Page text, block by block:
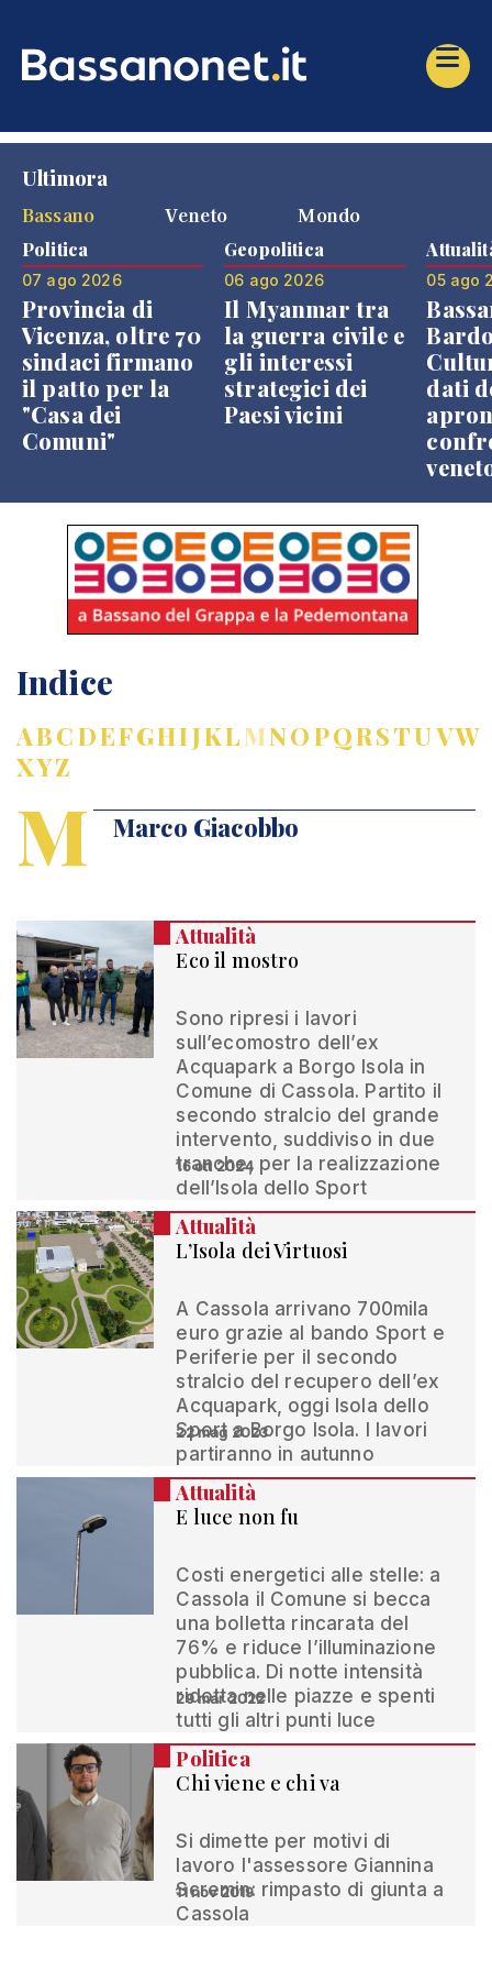
Ultimora
Bassano
Veneto Mondo
Politica
07 ago 2026
Provincia di
Vicenza, oltre 70
sindaci firmano
il patto per la
"Casa dei
Comuni"
Geopolitica
06 ago 2026
Il Myanmar tra
la guerra civile e
gli interessi
strategici dei
Paesi vicini
05 ago
dati
Indice
ABCDEFGHIJKLMNOPQRSTUVW
XYZ
M Marco Giacobbo
Attualità
Eco il mostro
Sono ripresi i lavori
sull’ecomostro dell’ex
Acquapark a Borgo Isola in
Comune di Cassola. Partito il
secondo stralcio del grande
intervento, suddiviso in due
tranche, per la realizzazione
dell’Isola dello Sport
16 ott 2024
Attualità
L’Isola dei Virtuosi
A Cassola arrivano 700mila
euro grazie al bando Sport e
Periferie per il secondo
stralcio del recupero dell’ex
Acquapark, oggi Isola dello
Sport a Borgo Isola. I lavori
partiranno in autunno
22 mag 2023
Attualità
E luce non fu
Costi energetici alle stelle: a
Cassola il Comune si becca
una bolletta rincarata del
76% e riduce l’illuminazione
pubblica. Di notte intensità
ridotta nelle piazze e spenti
tutti gli altri punti luce
29 mar 2022
Politica
Chi viene e chi va
Si dimette per motivi di
lavoro l'assessore Giannina
Scremin: rimpasto di giunta a
Cassola
11 nov 2019